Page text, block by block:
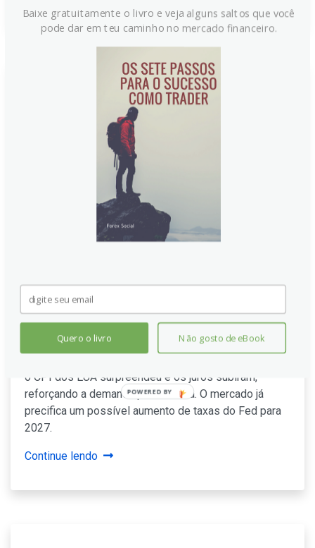
aponta MUFG
O dólar americano ganhou força impulsionado por uma
inflação mais alta que o esperado e pelos
o CPI dos EUA surpreendeu e os juros subiram,
reforçando a demanda pela moeda. O mercado já
precifica um possível aumento de taxas do Fed para
2027.
Continue lendo
Baixe gratuitamente o livro e veja alguns saltos que você
pode dar em teu caminho no mercado financeiro.
Quero o livro Não gosto de eBook
POWERED BY